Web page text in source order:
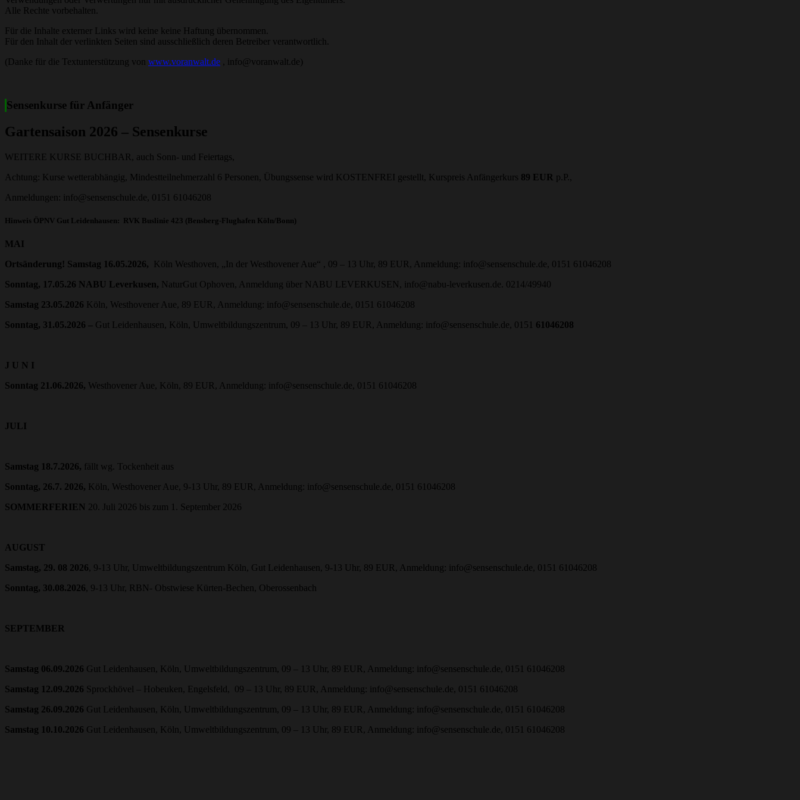
Alle Rechte vorbehalten.
Für die Inhalte externer Links wird keine keine Haftung übernommen.
Für den Inhalt der verlinkten Seiten sind ausschließlich deren Betreiber verantwortlich.
(Danke für die Textunterstützung von www.voranwalt.de , info@voranwalt.de)
Sensenkurse für Anfänger
Gartensaison 2026 – Sensenkurse
WEITERE KURSE BUCHBAR, auch Sonn- und Feiertags,
Achtung: Kurse wetterabhängig, Mindestteilnehmerzahl 6 Personen, Übungssense wird KOSTENFREI gestellt, Kurspreis Anfängerkurs 89 EUR p.P.,
Anmeldungen: info@sensenschule.de, 0151 61046208
Hinweis ÖPNV Gut Leidenhausen: RVK Buslinie 423 (Bensberg-Flughafen Köln/Bonn)
MAI
Ortsänderung! Samstag 16.05.2026, Köln Westhoven, „In der Westhovener Aue“ , 09 – 13 Uhr, 89 EUR, Anmeldung: info@sensenschule.de, 0151 61046208
Sonntag, 17.05.26 NABU Leverkusen, NaturGut Ophoven, Anmeldung über NABU LEVERKUSEN, info@nabu-leverkusen.de. 0214/49940
Samstag 23.05.2026 Köln, Westhovener Aue, 89 EUR, Anmeldung: info@sensenschule.de, 0151 61046208
Sonntag, 31.05.2026 – Gut Leidenhausen, Köln, Umweltbildungszentrum, 09 – 13 Uhr, 89 EUR, Anmeldung: info@sensenschule.de, 0151 61046208
J U N I
Sonntag 21.06.2026, Westhovener Aue, Köln, 89 EUR, Anmeldung: info@sensenschule.de, 0151 61046208
JULI
Samstag 18.7.2026, fällt wg. Tockenheit aus
Sonntag, 26.7. 2026, Köln, Westhovener Aue, 9-13 Uhr, 89 EUR, Anmeldung: info@sensenschule.de, 0151 61046208
SOMMERFERIEN 20. Juli 2026 bis zum 1. September 2026
AUGUST
Samstag, 29. 08 2026, 9-13 Uhr, Umweltbildungszentrum Köln, Gut Leidenhausen, 9-13 Uhr, 89 EUR, Anmeldung: info@sensenschule.de, 0151 61046208
Sonntag, 30.08.2026, 9-13 Uhr, RBN- Obstwiese Kürten-Bechen, Oberossenbach
SEPTEMBER
Samstag 06.09.2026 Gut Leidenhausen, Köln, Umweltbildungszentrum, 09 – 13 Uhr, 89 EUR, Anmeldung: info@sensenschule.de, 0151 61046208
Samstag 12.09.2026 Sprockhövel – Hobeuken, Engelsfeld, 09 – 13 Uhr, 89 EUR, Anmeldung: info@sensenschule.de, 0151 61046208
Samstag 26.09.2026 Gut Leidenhausen, Köln, Umweltbildungszentrum, 09 – 13 Uhr, 89 EUR, Anmeldung: info@sensenschule.de, 0151 61046208
Samstag 10.10.2026 Gut Leidenhausen, Köln, Umweltbildungszentrum, 09 – 13 Uhr, 89 EUR, Anmeldung: info@sensenschule.de, 0151 61046208